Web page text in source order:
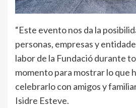
“Este evento nos da la
personas, empresas y
labor de la Fundació durante
momento para mostrar lo que
celebrarlo con amigos y
Isidre Esteve.